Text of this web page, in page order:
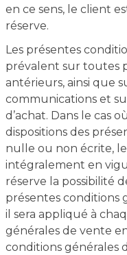
en ce sens, le client
réserve.
Les présentes
prévalent sur toutes
antérieurs, ainsi que
communications et
d’achat. Dans le cas
dispositions des
nulle ou non écrite,
intégralement en
réserve la possibilité
présentes conditions
il sera appliqué à
générales de vente
conditions générales